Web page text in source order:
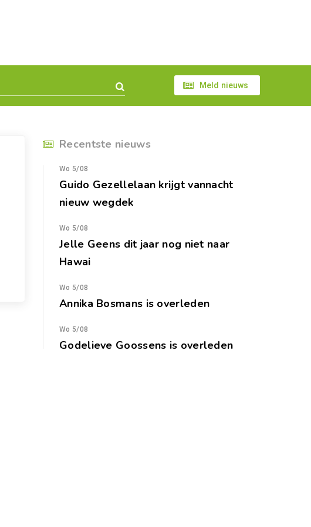
Meld nieuws
Recentste nieuws
Wo 5/08
Guido Gezellelaan krijgt vannacht
nieuw wegdek
Wo 5/08
Jelle Geens dit jaar nog niet naar
Hawai
Wo 5/08
Annika Bosmans is overleden
Wo 5/08
Godelieve Goossens is overleden